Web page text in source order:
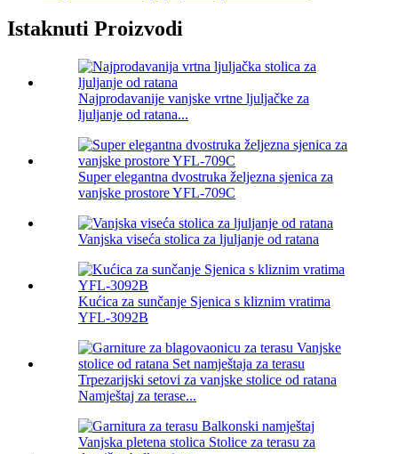
Istaknuti Proizvodi
Najprodavanije vanjske vrtne ljuljačke za
ljuljanje od ratana...
Super elegantna dvostruka željezna sjenica za
vanjske prostore YFL-709C
Vanjska viseća stolica za ljuljanje od ratana
Kućica za sunčanje Sjenica s kliznim vratima
YFL-3092B
Trpezarijski setovi za vanjske stolice od ratana
Namještaj za terase...